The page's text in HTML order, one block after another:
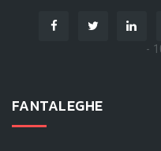
-
FANTALEGHE